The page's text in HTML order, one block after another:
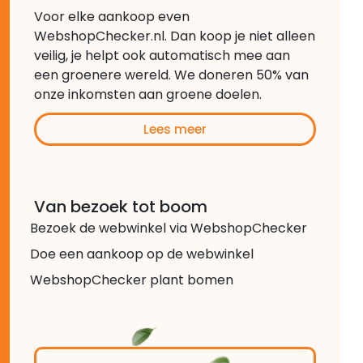
Voor elke aankoop even
WebshopChecker.nl. Dan koop je niet alleen
veilig, je helpt ook automatisch mee aan
een groenere wereld. We doneren 50% van
onze inkomsten aan groene doelen.
Lees meer
Van bezoek tot boom
Bezoek de webwinkel via WebshopChecker
Doe een aankoop op de webwinkel
WebshopChecker plant bomen